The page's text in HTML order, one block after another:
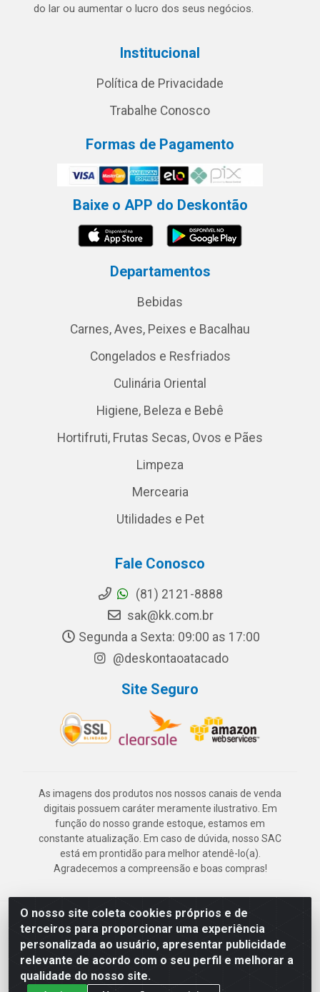
O nosso site coleta cookies próprios e de
terceiros para proporcionar uma experiência
personalizada ao usuário, apresentar publicidade
relevante de acordo com o seu perfil e melhorar a
qualidade do nosso site.
do lar ou aumentar o lucro dos seus negócios.
Institucional
Política de Privacidade
Trabalhe Conosco
Formas de Pagamento
Baixe o APP do Deskontão
Departamentos
Bebidas
Carnes, Aves, Peixes e Bacalhau
Congelados e Resfriados
Culinária Oriental
Higiene, Beleza e Bebê
Hortifruti, Frutas Secas, Ovos e Pães
Limpeza
Mercearia
Utilidades e Pet
Fale Conosco
(81) 2121-8888
sak@kk.com.br
Segunda a Sexta: 09:00 as 17:00
@deskontaoatacado
Site Seguro
As imagens dos produtos nos nossos canais de venda
digitais possuem caráter meramente ilustrativo. Em
função do nosso grande estoque, estamos em
constante atualização. Em caso de dúvida, nosso SAC
está em prontidão para melhor atendê-lo(a).
Agradecemos a compreensão e boas compras!
Deskontão Atacado - Av. Marechal Mascarenhas de Morais, 2471 -
Imbiribeira - Recife/PE - CEP 51.150-001 - CNPJ 24.150.377/0003-
57